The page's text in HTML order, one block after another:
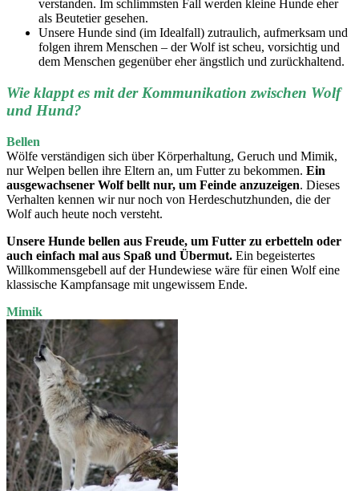
verstanden. Im schlimmsten Fall werden kleine Hunde eher
als Beutetier gesehen.
Unsere Hunde sind (im Idealfall) zutraulich, aufmerksam und
folgen ihrem Menschen – der Wolf ist scheu, vorsichtig und
dem Menschen gegenüber eher ängstlich und zurückhaltend.
Wie klappt es mit der Kommunikation zwischen Wolf
und Hund?
Bellen
Wölfe verständigen sich über Körperhaltung, Geruch und Mimik,
nur Welpen bellen ihre Eltern an, um Futter zu bekommen. Ein
ausgewachsener Wolf bellt nur, um Feinde anzuzeigen. Dieses
Verhalten kennen wir nur noch von Herdeschutzhunden, die der
Wolf auch heute noch versteht.
Unsere Hunde bellen aus Freude, um Futter zu erbetteln oder
auch einfach mal aus Spaß und Übermut. Ein begeistertes
Willkommensgebell auf der Hundewiese wäre für einen Wolf eine
klassische Kampfansage mit ungewissem Ende.
Mimik